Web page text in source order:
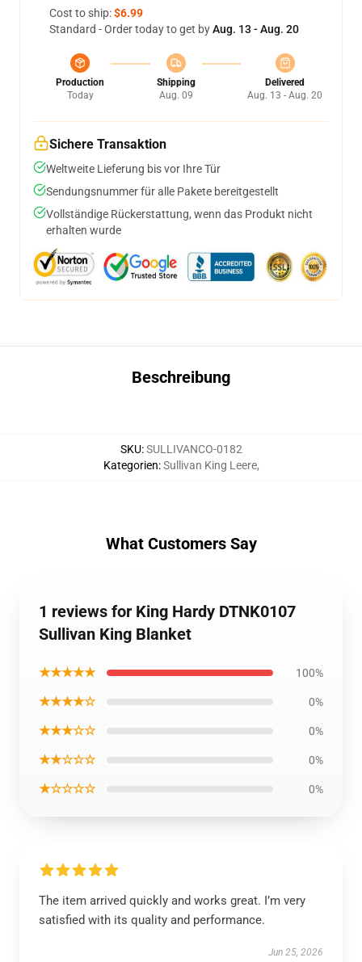
Cost to ship:$6.99
Standard - Order today to get byAug. 13 - Aug. 20
Production
Today
Shipping
Aug. 09
Delivered
Aug. 13 - Aug. 20
Sichere Transaktion
Weltweite Lieferung bis vor Ihre Tür
Sendungsnummer für alle Pakete bereitgestellt
Vollständige Rückerstattung, wenn das Produkt nicht
erhalten wurde
Beschreibung
SKU:SULLIVANCO-0182
Kategorien:Sullivan King Leere,
What Customers Say
1 reviews for King Hardy DTNK0107
Sullivan King Blanket
★★★★★ 100%
★★★★☆ 0%
★★★☆☆ 0%
★★☆☆☆ 0%
★☆☆☆☆ 0%
The item arrived quickly and works great. I’m very
satisfied with its quality and performance.
Jun 25, 2026